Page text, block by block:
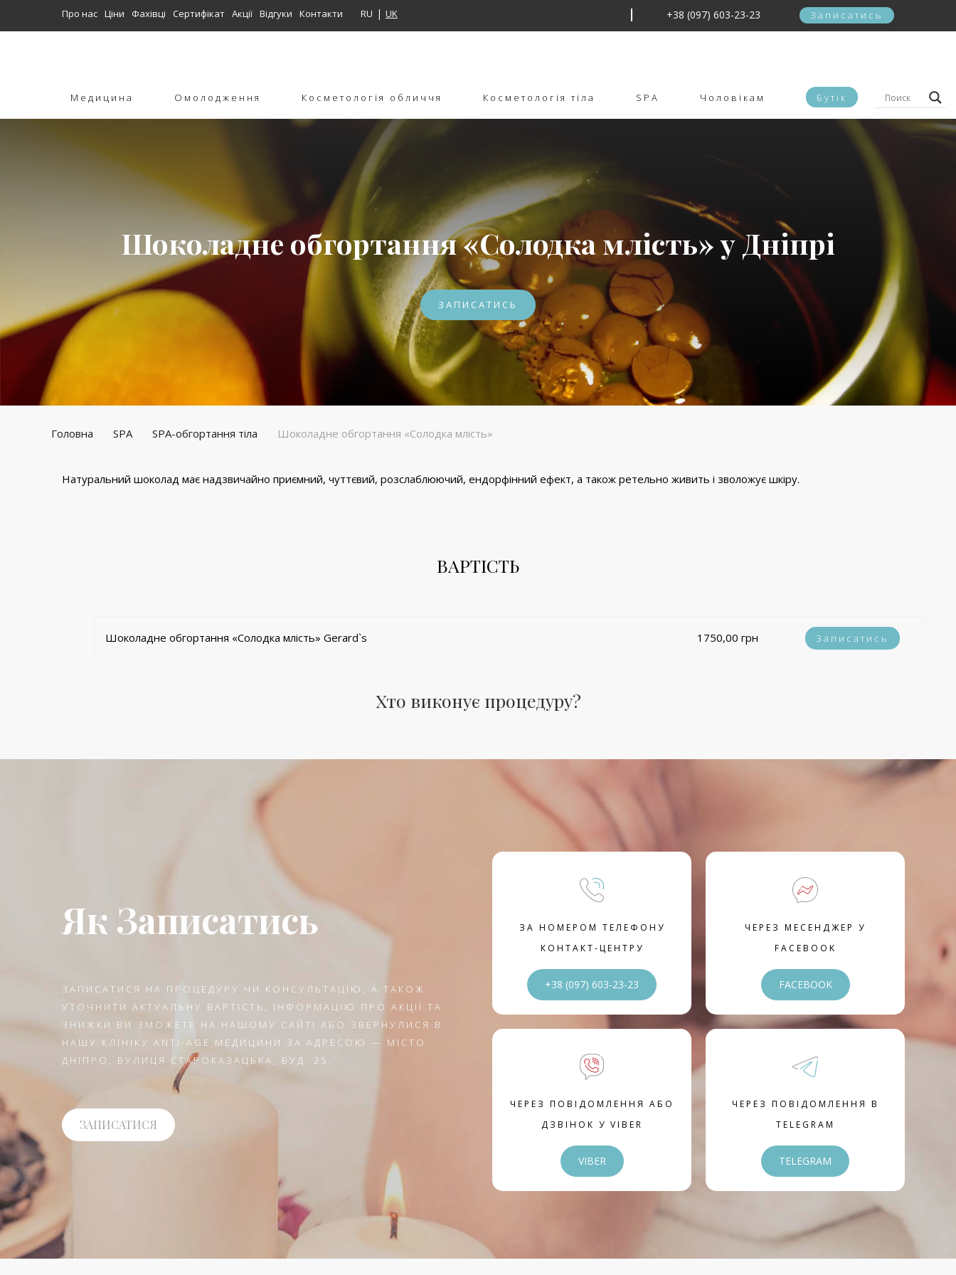
Про нас Ціни Фахівці Сертифікат Акції Відгуки Контакти RU UK +38 (097) 603-23-23 Записатись
Медицина Омолодження Косметологія обличчя Косметологія тіла SPA Чоловікам Бутік
Шоколадне обгортання «Солодка млість» у Дніпрі
ЗАПИСАТИСЬ
Головна SPA SPA-обгортання тіла Шоколадне обгортання «Солодка млість»
Натуральний шоколад має надзвичайно приємний, чуттєвий, розслаблюючий, ендорфінний ефект, а також ретельно живить і зволожує шкіру.
ВАРТІСТЬ
Шоколадне обгортання «Солодка млість» Gerard`s 1750,00 грн Записатись
Хто виконує процедуру?
Як Записатись
ЗАПИСАТИСЯ НА ПРОЦЕДУРУ ЧИ КОНСУЛЬТАЦІЮ, А ТАКОЖ
УТОЧНИТИ АКТУАЛЬНУ ВАРТІСТЬ, ІНФОРМАЦІЮ ПРО АКЦІЇ ТА
ЗНИЖКИ ВИ ЗМОЖЕТЕ НА НАШОМУ САЙТІ АБО ЗВЕРНУЛИСЯ В
НАШУ КЛІНІКУ ANTI-AGE МЕДИЦИНИ ЗА АДРЕСОЮ — МІСТО
ДНІПРО, ВУЛИЦЯ СТАРОКАЗАЦЬКА, БУД. 25.
ЗАПИСАТИСЯ
ЗА НОМЕРОМ ТЕЛЕФОНУ
КОНТАКТ-ЦЕНТРУ
+38 (097) 603-23-23
ЧЕРЕЗ ПОВІДОМЛЕННЯ АБО
ДЗВІНОК У VIBER
VIBER
ЧЕРЕЗ МЕСЕНДЖЕР У
FACEBOOK
FACEBOOK
ЧЕРЕЗ ПОВІДОМЛЕННЯ В
TELEGRAM
TELEGRAM